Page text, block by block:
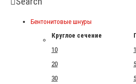
Бентонитовые шнуры
Круглое сечение
10
20
30